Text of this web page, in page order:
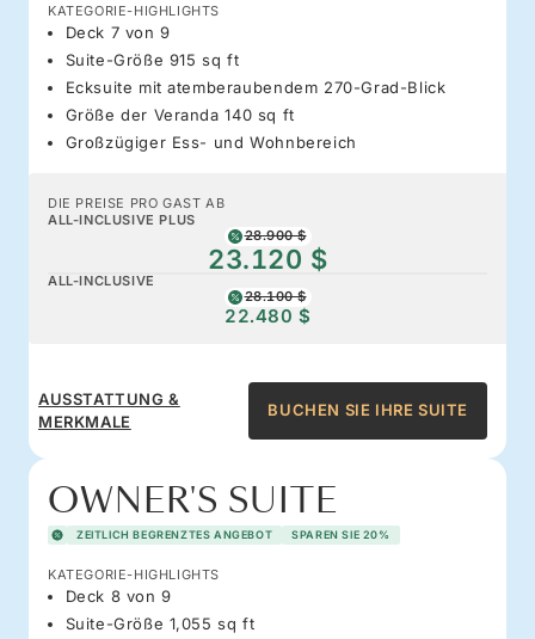
KATEGORIE-HIGHLIGHTS
Deck 7 von 9
Suite-Größe 915 sq ft
Ecksuite mit atemberaubendem 270-Grad-Blick
Größe der Veranda 140 sq ft
Großzügiger Ess- und Wohnbereich
DIE PREISE PRO GAST AB
ALL-INCLUSIVE PLUS
28.900 $
23.120 $
ALL-INCLUSIVE
28.100 $
22.480 $
AUSSTATTUNG &
MERKMALE
BUCHEN SIE IHRE SUITE
OWNER'S SUITE
ZEITLICH BEGRENZTES ANGEBOT SPAREN SIE 20%
KATEGORIE-HIGHLIGHTS
Deck 8 von 9
Suite-Größe 1,055 sq ft